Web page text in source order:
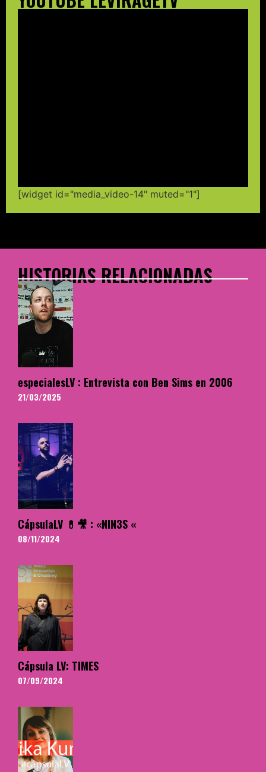
[widget id="media_video-14" muted="1"]
HISTORIAS RELACIONADAS
especialesLV : Entrevista con Ben Sims en 2006
21/03/2025
CápsulaLV 💊🎥 : «NIN3S «
08/11/2024
Cápsula LV: TIMES
07/09/2024